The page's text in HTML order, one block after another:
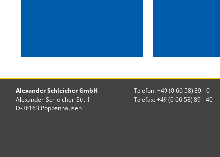
Alexander Schleicher GmbH
Alexander-Schleicher-Str. 1
D-36163 Poppenhausen
Telefon: +49 (0 66 58) 89 - 0
Telefax: +49 (0 66 58) 89 - 40